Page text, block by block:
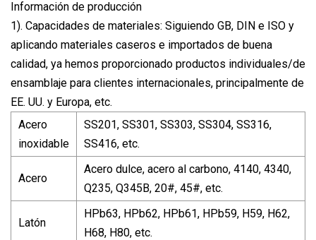
Información de producción
1). Capacidades de materiales: Siguiendo GB, DIN e ISO y
aplicando materiales caseros e importados de buena
calidad, ya hemos proporcionado productos individuales/de
ensamblaje para clientes internacionales, principalmente de
EE. UU. y Europa, etc.
Acero
inoxidable
SS201, SS301, SS303, SS304, SS316,
SS416, etc.
Acero
Acero dulce, acero al carbono, 4140, 4340,
Q235, Q345B, 20#, 45#, etc.
Latón
HPb63, HPb62, HPb61, HPb59, H59, H62,
H68, H80, etc.